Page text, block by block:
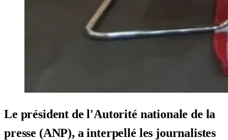
Le président de l'Autorité nationale de la
presse (ANP), a interpellé les journalistes